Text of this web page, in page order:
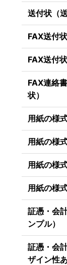
送付状（
FAX送付
FAX送付
FAX連絡
状）
用紙の様
用紙の様
用紙の様
用紙の様
証憑・会
ンプル）
証憑・会
ザイン性あ